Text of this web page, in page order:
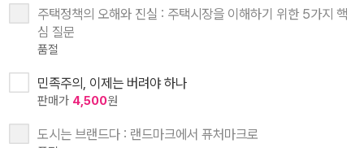
주택정책의 오해와 진실 : 주택시장을 이해하기 위한 5가지 핵
심 질문
품절
민족주의, 이제는 버려야 하나
판매가 4,500원
도시는 브랜드다 : 랜드마크에서 퓨처마크로